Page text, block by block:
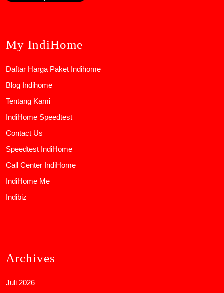
My IndiHome
Daftar Harga Paket Indihome
Blog Indihome
Tentang Kami
IndiHome Speedtest
Contact Us
Speedtest IndiHome
Call Center IndiHome
IndiHome Me
Indibiz
Archives
Juli 2026